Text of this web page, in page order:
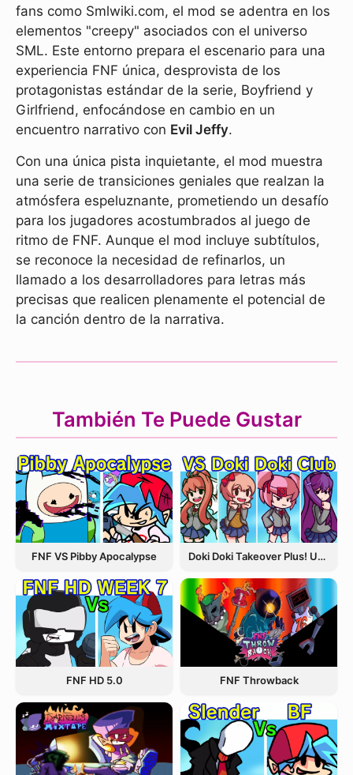
fans como Smlwiki.com, el mod se adentra en los
elementos "creepy" asociados con el universo
SML. Este entorno prepara el escenario para una
experiencia FNF única, desprovista de los
protagonistas estándar de la serie, Boyfriend y
Girlfriend, enfocándose en cambio en un
encuentro narrativo con Evil Jeffy.
Con una única pista inquietante, el mod muestra
una serie de transiciones geniales que realzan la
atmósfera espeluznante, prometiendo un desafío
para los jugadores acostumbrados al juego de
ritmo de FNF. Aunque el mod incluye subtítulos,
se reconoce la necesidad de refinarlos, un
llamado a los desarrolladores para letras más
precisas que realicen plenamente el potencial de
la canción dentro de la narrativa.
También Te Puede Gustar
FNF VS Pibby Apocalypse Doki Doki Takeover Plus! Update 3.5
FNF HD 5.0 FNF Throwback